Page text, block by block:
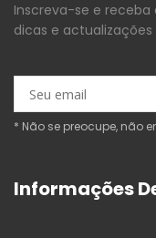
Inscreva-se e receba
dicas e
* Não se preocupe, não
Informações